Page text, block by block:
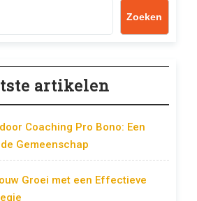
Zoeken
artikelen
Coaching Pro Bono: Een
Gemeenschap
Groei met een Effectieve